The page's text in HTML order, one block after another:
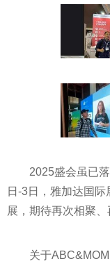
2025盛会虽已
日-3日，雅加达国
展，期待再次相聚、
关于